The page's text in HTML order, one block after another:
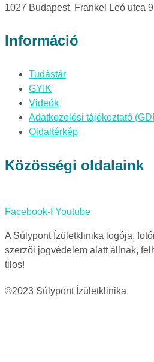
1027 Budapest, Frankel Leó utca
Információ
Tudástár
GYIK
Videók
Adatkezelési tájékoztató
Oldaltérkép
Közösségi oldalaink
Facebook-f Youtube
A Súlypont Ízületklinika logója,
szerzői jogvédelem alatt állnak,
tilos!
©2023 Súlypont Ízületklinika